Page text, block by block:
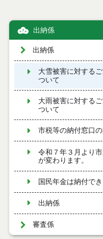
出納係
出納係
大雪被害に対する
ついて
大雨被害に対する
ついて
市税等の納付窓口
令和７年３月より
が変わります。
国民年金は納付で
出納係
審査係